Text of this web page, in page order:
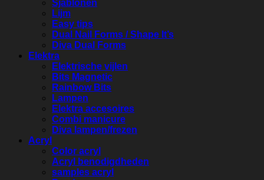
Sjablonen
Lijm
Easy tips
Dual Nail Forms / Shape It’s
Diva Dual Forms
Elektra
Elektrische vijlen
Bits Magnetic
Rainbow Bits
Lampen
Elektra accesoires
Combi manicure
Diva lampen/frezen
Acryl
Color acryl
Acryl benodigdheden
samples acryl